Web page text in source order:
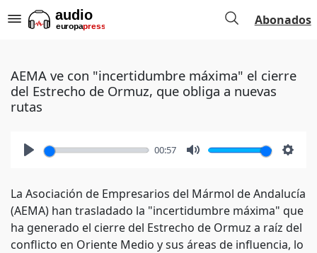
Abonados
AEMA ve con "incertidumbre máxima" el cierre
del Estrecho de Ormuz, que obliga a nuevas
rutas
00:57
La Asociación de Empresarios del Mármol de Andalucía
(AEMA) han trasladado la "incertidumbre máxima" que
ha generado el cierre del Estrecho de Ormuz a raíz del
conflicto en Oriente Medio y sus áreas de influencia, lo